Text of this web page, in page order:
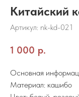
Китайский
Артикул: nk-kd-021
1 000 р.
Основная
Материал: кашибо